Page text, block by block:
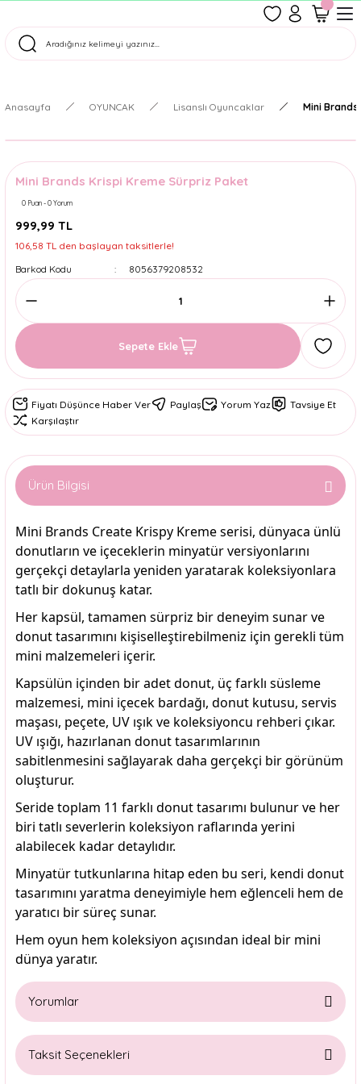
Tüm Siparişler Aynı Gün Kargoda!
Anasayfa OYUNCAK Lisanslı Oyuncaklar Mini
Mini Brands Krispi Kreme Sürpriz Paket
0 Puan - 0 Yorum
999,99 TL
106,58 TL den başlayan taksitlerle!
Barkod Kodu
8056379208532
Sepete Ekle
Fiyatı Düşünce Haber Ver Paylaş Yorum Yaz
Tavsiye Et
Karşılaştır
Ürün Bilgisi
Mini Brands Create Krispy Kreme serisi, dünyaca ünlü
donutların ve içeceklerin minyatür versiyonlarını
gerçekçi detaylarla yeniden yaratarak koleksiyonlara
tatlı bir dokunuş katar.
Her kapsül, tamamen sürpriz bir deneyim sunar ve
donut tasarımını kişiselleştirebilmeniz için gerekli tüm
mini malzemeleri içerir.
Kapsülün içinden bir adet donut, üç farklı süsleme
malzemesi, mini içecek bardağı, donut kutusu, servis
maşası, peçete, UV ışık ve koleksiyoncu rehberi çıkar.
UV ışığı, hazırlanan donut tasarımlarının
sabitlenmesini sağlayarak daha gerçekçi bir görünüm
oluşturur.
Seride toplam 11 farklı donut tasarımı bulunur ve her
biri tatlı severlerin koleksiyon raflarında yerini
alabilecek kadar detaylıdır.
Minyatür tutkunlarına hitap eden bu seri, kendi donut
tasarımını yaratma deneyimiyle hem eğlenceli hem de
yaratıcı bir süreç sunar.
Hem oyun hem koleksiyon açısından ideal bir mini
dünya yaratır.
Yorumlar
Taksit Seçenekleri